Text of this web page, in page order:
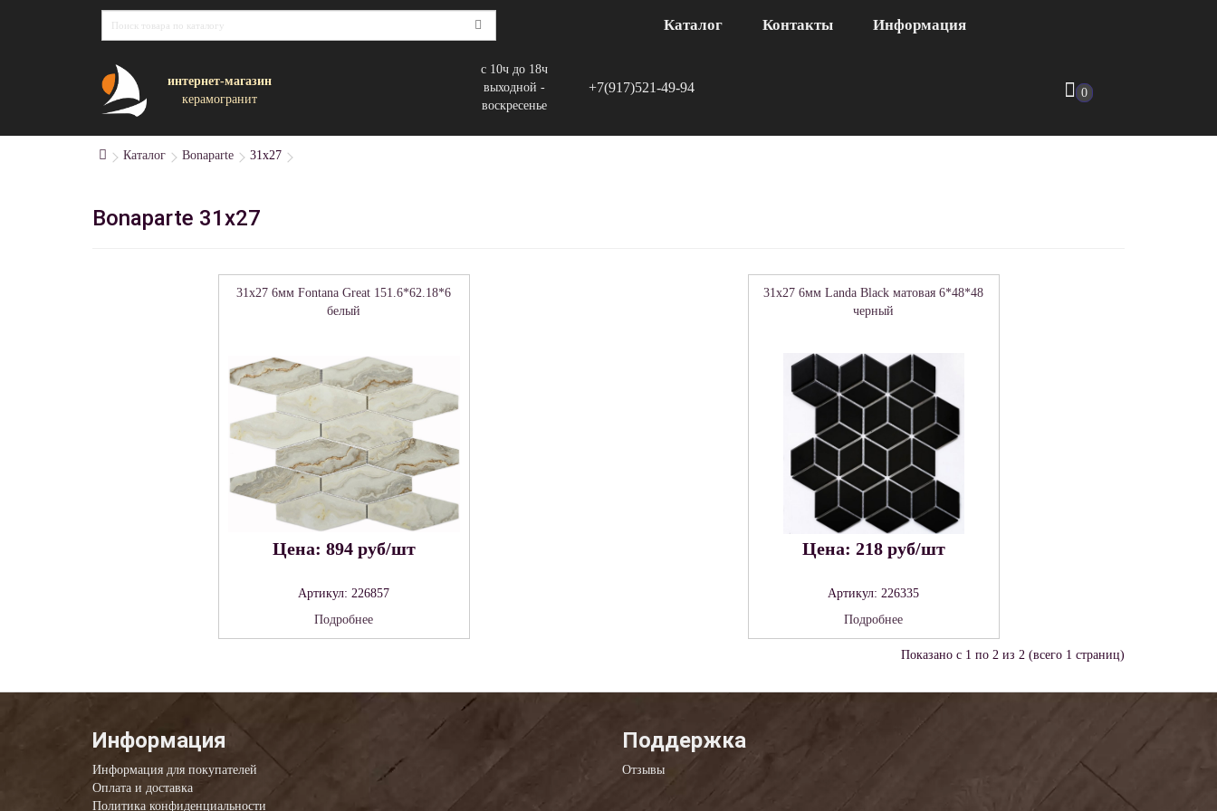
Каталог Контакты Информация
интернет-магазин
керамогранит
с 10ч до 18ч
выходной -
воскресенье
+7(917)521-49-94 0
Каталог Bonaparte 31x27
Bonaparte 31x27
31x27 6мм Fontana Great 151.6*62.18*6
белый
Цена: 894 руб/шт
Артикул: 226857
Подробнее
31x27 6мм Landa Black матовая 6*48*48
черный
Цена: 218 руб/шт
Артикул: 226335
Подробнее
Показано с 1 по 2 из 2 (всего 1 страниц)
Информация
Информация для покупателей
Оплата и доставка
Политика конфиденциальности
Поддержка
Отзывы